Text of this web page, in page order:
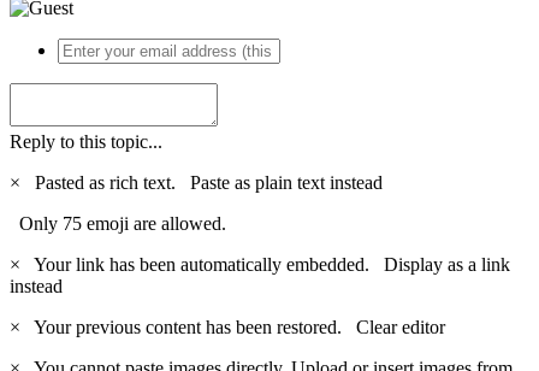
Reply to this topic...
×
Pasted as rich text. Paste as plain text instead
Only 75 emoji are allowed.
×
Your link has been automatically embedded. Display as a link
instead
×
Your previous content has been restored. Clear editor